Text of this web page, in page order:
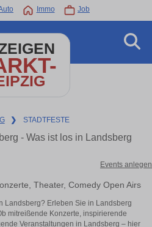
Immo Job
❯ STADTFESTE
- Was ist los in Landsberg
Events anlegen
Theater, Comedy Open Airs
Landsberg? Erleben Sie in Landsberg
mitreißende Konzerte, inspirierende
Veranstaltungen in Landsberg – hier